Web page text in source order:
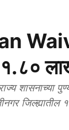
१.८०
शासनाच्या